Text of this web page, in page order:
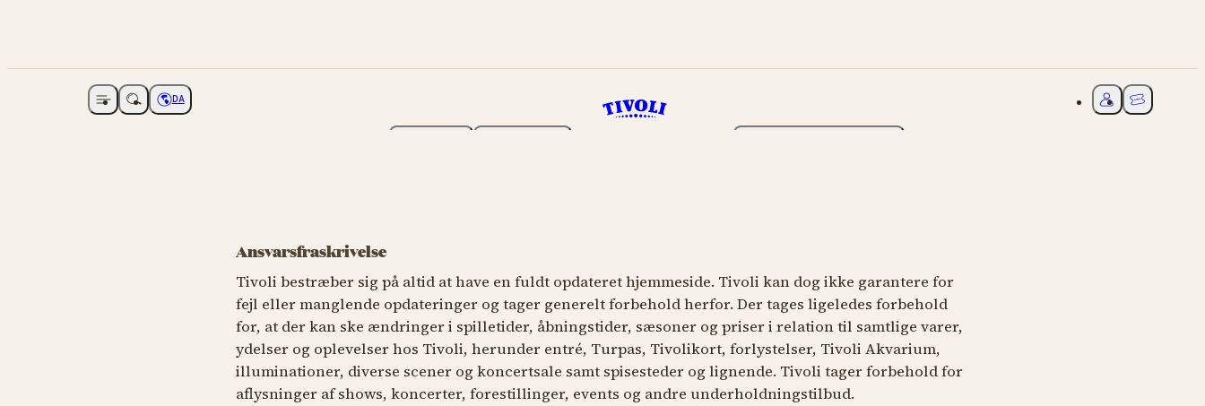
Åbne navigationVælg sprog
DA Mit TivoliBilletter &
Ansvarsfraskrivelse
Tivoli bestræber sig på altid at have en fuldt opdateret hjemmeside. Tivoli kan dog ikke garantere for
fejl eller manglende opdateringer og tager generelt forbehold herfor. Der tages ligeledes forbehold
for, at der kan ske ændringer i spilletider, åbningstider, sæsoner og priser i relation til samtlige varer,
ydelser og oplevelser hos Tivoli, herunder entré, Turpas, Tivolikort, forlystelser, Tivoli Akvarium,
illuminationer, diverse scener og koncertsale samt spisesteder og lignende. Tivoli tager forbehold for
aflysninger af shows, koncerter, forestillinger, events og andre underholdningstilbud.